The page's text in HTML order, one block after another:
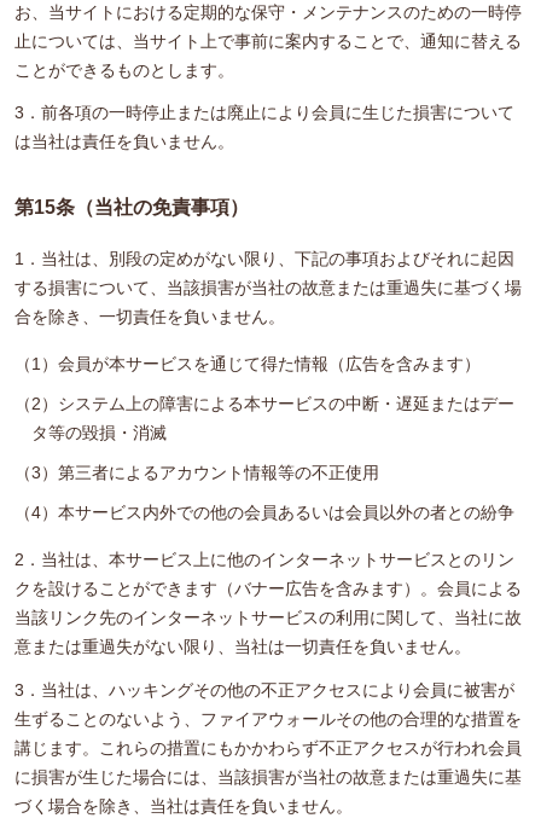
お、当サイトにおける定期的な保守・メンテナンスのための一時停
止については、当サイト上で事前に案内することで、通知に替える
ことができるものとします。
3．前各項の一時停止または廃止により会員に生じた損害について
は当社は責任を負いません。
第15条（当社の免責事項）
1．当社は、別段の定めがない限り、下記の事項およびそれに起因
する損害について、当該損害が当社の故意または重過失に基づく場
合を除き、一切責任を負いません。
（1）会員が本サービスを通じて得た情報（広告を含みます）
（2）システム上の障害による本サービスの中断・遅延またはデー
タ等の毀損・消滅
（3）第三者によるアカウント情報等の不正使用
（4）本サービス内外での他の会員あるいは会員以外の者との紛争
2．当社は、本サービス上に他のインターネットサービスとのリン
クを設けることができます（バナー広告を含みます）。会員による
当該リンク先のインターネットサービスの利用に関して、当社に故
意または重過失がない限り、当社は一切責任を負いません。
3．当社は、ハッキングその他の不正アクセスにより会員に被害が
生ずることのないよう、ファイアウォールその他の合理的な措置を
講じます。これらの措置にもかかわらず不正アクセスが行われ会員
に損害が生じた場合には、当該損害が当社の故意または重過失に基
づく場合を除き、当社は責任を負いません。